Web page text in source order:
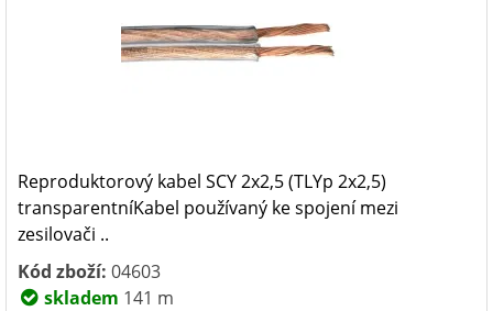
Reproduktorový kabel SCY 2x2,5 (TLYp 2x2,5)
transparentníKabel používaný ke spojení mezi
zesilovači ..
Kód zboží: 04603
skladem 141 m